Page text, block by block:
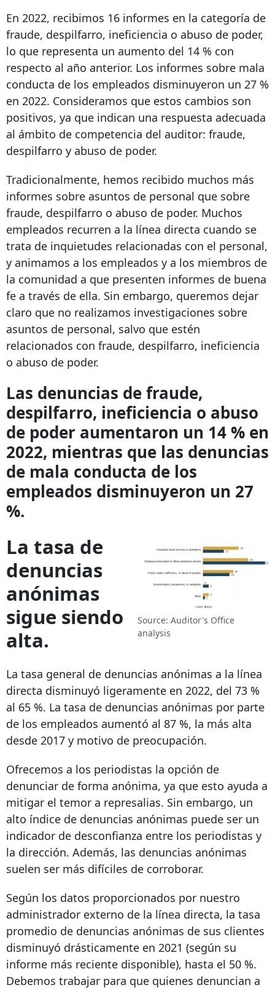
En 2022, recibimos 16 informes en la categoría de
fraude, despilfarro, ineficiencia o abuso de poder,
lo que representa un aumento del 14 % con
respecto al año anterior. Los informes sobre mala
conducta de los empleados disminuyeron un 27 %
en 2022. Consideramos que estos cambios son
positivos, ya que indican una respuesta adecuada
al ámbito de competencia del auditor: fraude,
despilfarro y abuso de poder.
Tradicionalmente, hemos recibido muchos más
informes sobre asuntos de personal que sobre
fraude, despilfarro o abuso de poder. Muchos
empleados recurren a la línea directa cuando se
trata de inquietudes relacionadas con el personal,
y animamos a los empleados y a los miembros de
la comunidad a que presenten informes de buena
fe a través de ella. Sin embargo, queremos dejar
claro que no realizamos investigaciones sobre
asuntos de personal, salvo que estén
relacionados con fraude, despilfarro, ineficiencia
o abuso de poder.
Las denuncias de fraude,
despilfarro, ineficiencia o abuso
de poder aumentaron un 14 % en
2022, mientras que las denuncias
de mala conducta de los
empleados disminuyeron un 27
%.
Source: Auditor's Office
analysis
La tasa de
denuncias
anónimas
sigue siendo
alta.
La tasa general de denuncias anónimas a la línea
directa disminuyó ligeramente en 2022, del 73 %
al 65 %. La tasa de denuncias anónimas por parte
de los empleados aumentó al 87 %, la más alta
desde 2017 y motivo de preocupación.
Ofrecemos a los periodistas la opción de
denunciar de forma anónima, ya que esto ayuda a
mitigar el temor a represalias. Sin embargo, un
alto índice de denuncias anónimas puede ser un
indicador de desconfianza entre los periodistas y
la dirección. Además, las denuncias anónimas
suelen ser más difíciles de corroborar.
Según los datos proporcionados por nuestro
administrador externo de la línea directa, la tasa
promedio de denuncias anónimas de sus clientes
disminuyó drásticamente en 2021 (según su
informe más reciente disponible), hasta el 50 %.
Debemos trabajar para que quienes denuncian a